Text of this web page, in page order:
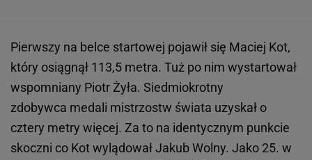
Pierwszy na belce startowej pojawił się Maciej Kot,
który osiągnął 113,5 metra. Tuż po nim wystartował
wspomniany Piotr Żyła. Siedmiokrotny
zdobywca medali mistrzostw świata uzyskał o
cztery metry więcej. Za to na identycznym punkcie
skoczni co Kot wylądował Jakub Wolny. Jako 25. w